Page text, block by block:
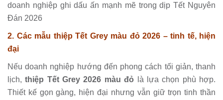
doanh nghiệp ghi dấu ấn mạnh mẽ trong dịp Tết Nguyên
Đán 2026
2. Các mẫu thiệp Tết Grey màu đỏ 2026 – tinh tế, hiện
đại
Nếu doanh nghiệp hướng đến phong cách tối giản, thanh
lịch,thiệp Tết Grey 2026 màu đỏ là lựa chọn phù hợp.
Thiết kế gọn gàng, hiện đại nhưng vẫn giữ trọn tinh thần